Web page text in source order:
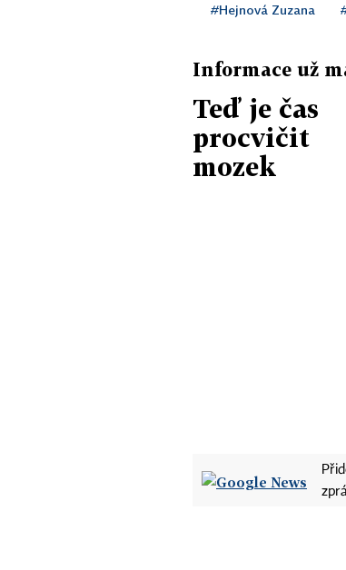
#Hejnová Zuzana
Informace už
Teď je čas
procvičit
mozek